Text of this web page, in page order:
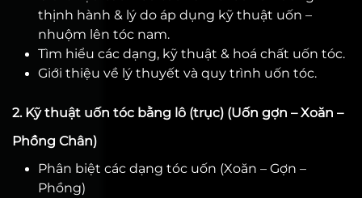
thịnh hành & lý do áp dụng kỹ thuật uốn –
nhuộm lên tóc nam.
Tìm hiểu các dạng, kỹ thuật & hoá chất uốn tóc.
Giới thiệu về lý thuyết và quy trình uốn tóc.
2. Kỹ thuật uốn tóc bằng lô (trục) (Uốn gợn – Xoăn –
Phồng Chân)
Phân biệt các dạng tóc uốn (Xoăn – Gợn –
Phồng)